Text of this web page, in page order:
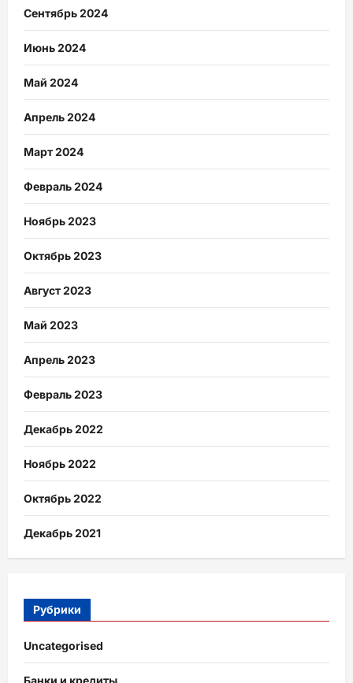
Сентябрь 2024
Июнь 2024
Май 2024
Апрель 2024
Март 2024
Февраль 2024
Ноябрь 2023
Октябрь 2023
Август 2023
Май 2023
Апрель 2023
Февраль 2023
Декабрь 2022
Ноябрь 2022
Октябрь 2022
Декабрь 2021
Рубрики
Uncategorised
Банки и кредиты